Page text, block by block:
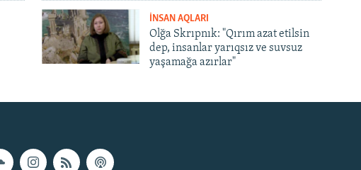
İNSAN AQLARI
Olğa Skrıpnık: "Qırım azat etilsin
dep, insanlar yarıqsız ve suvsuz
yaşamağa azırlar"